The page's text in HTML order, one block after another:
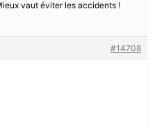
vaut éviter les accidents !
#14708